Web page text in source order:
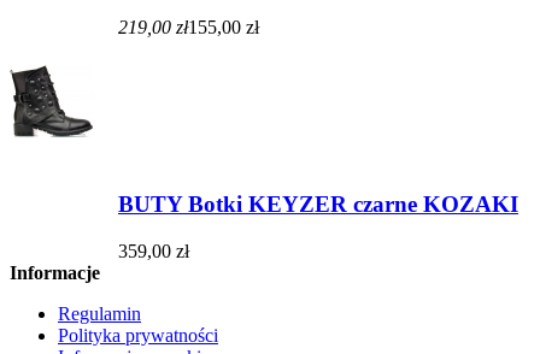
219,00 zł155,00 zł
BUTY Botki KEYZER czarne KOZAKI
359,00 zł
Informacje
Regulamin
Polityka prywatności